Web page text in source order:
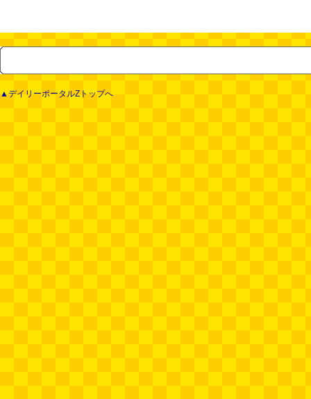
▲デイリーポータルZトップへ